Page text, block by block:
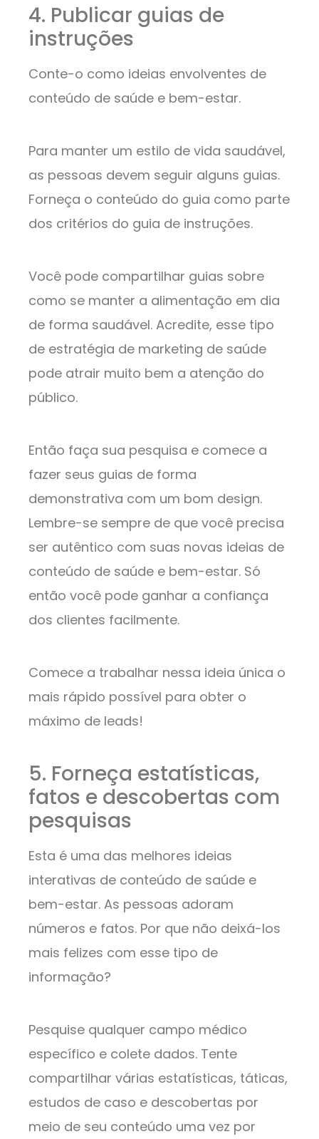
4. Publicar guias de
instruções
Conte-o como ideias envolventes de
conteúdo de saúde e bem-estar.
Para manter um estilo de vida saudável,
as pessoas devem seguir alguns guias.
Forneça o conteúdo do guia como parte
dos critérios do guia de instruções.
Você pode compartilhar guias sobre
como se manter a alimentação em dia
de forma saudável. Acredite, esse tipo
de estratégia de marketing de saúde
pode atrair muito bem a atenção do
público.
Então faça sua pesquisa e comece a
fazer seus guias de forma
demonstrativa com um bom design.
Lembre-se sempre de que você precisa
ser autêntico com suas novas ideias de
conteúdo de saúde e bem-estar. Só
então você pode ganhar a confiança
dos clientes facilmente.
Comece a trabalhar nessa ideia única o
mais rápido possível para obter o
máximo de leads!
5. Forneça estatísticas,
fatos e descobertas com
pesquisas
Esta é uma das melhores ideias
interativas de conteúdo de saúde e
bem-estar. As pessoas adoram
números e fatos. Por que não deixá-los
mais felizes com esse tipo de
informação?
Pesquise qualquer campo médico
específico e colete dados. Tente
compartilhar várias estatísticas, táticas,
estudos de caso e descobertas por
meio de seu conteúdo uma vez por